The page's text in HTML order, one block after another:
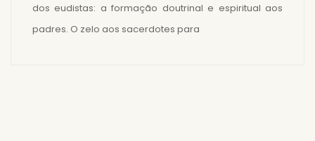
dos eudistas: a formação doutrinal e espiritual aos
padres. O zelo aos sacerdotes para